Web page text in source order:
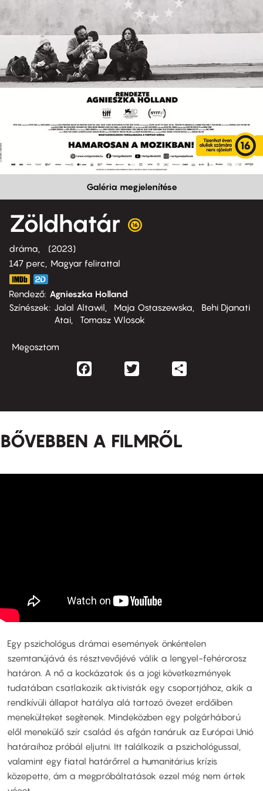
Galéria megjelenítése
Zöldhatár
dráma
2023
147 perc,
Magyar felirattal
Rendező Agnieszka Holland
Színészek
Jalal Altawil Maja Ostaszewska
Behi Djanati
Atai
Tomasz Wlosok
Megosztom
Facebook
BŐVEBBEN A FILMRŐL
Egy pszichológus drámai események önkéntelen
szemtanújává és résztvevőjévé válik a lengyel-fehérorosz
határon. A nő a kockázatok és a jogi következmények
tudatában csatlakozik aktivisták egy csoportjához, akik a
rendkívüli állapot hatálya alá tartozó övezet erdőiben
menekülteket segítenek. Mindeközben egy polgárháború
elől menekülő szír család és afgán tanáruk az Európai Unió
határaihoz próbál eljutni. Itt találkozik a pszichológussal,
valamint egy fiatal határőrrel a humanitárius krízis
közepette, ám a megpróbáltatások ezzel még nem értek